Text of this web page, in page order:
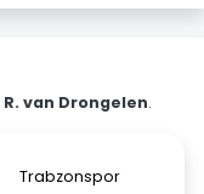
R. van Drongelen.
Trabzonspor